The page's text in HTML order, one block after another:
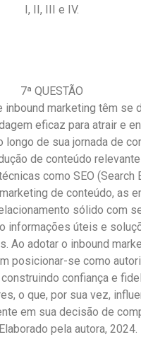
I, II, III e IV.
7ª QUESTÃO
marketing têm se
eficaz para atrair e
longo de sua jornada de
de conteúdo
como SEO (Search
de conteúdo, as
sólido com
informações úteis e
Ao adotar o inbound
posicionar-se como
confiança e
o que, por sua vez,
em sua decisão de
pela autora, 2024.